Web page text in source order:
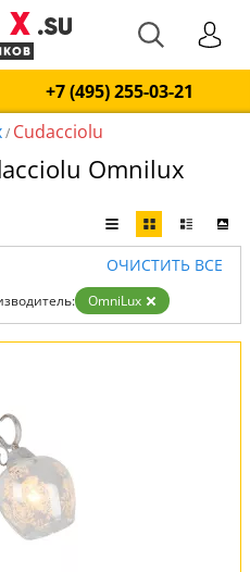
+7 (495) 255-03-21
/ Cudacciolu
Omnilux
ОЧИСТИТЬ ВСЕ
OmniLux